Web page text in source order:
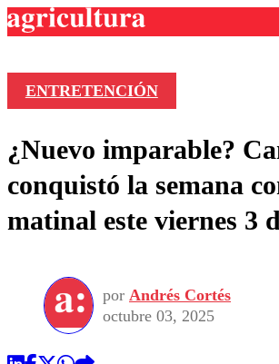
Frecuencias
Agricultura TV
Deportes
Colo Colo
Seleccion Chilena
Torneo Internacional
Entretención
Economía
Internacional
Publicaciones en medios
Opinión
ENTRETENCIÓN
¿Nuevo imparable?
conquistó la semana
matinal este viernes 3
por Andrés Cortés
octubre 03, 2025